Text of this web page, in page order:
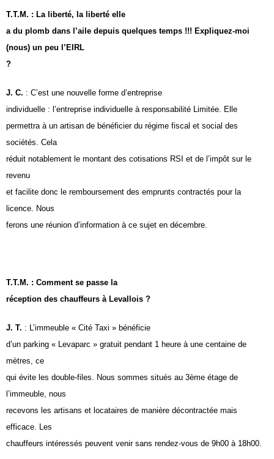
T.T.M. : La liberté, la liberté elle
a du plomb dans l’aile depuis quelques temps !!! Expliquez-moi
(nous) un peu l’EIRL
?
J. C. : C’est une nouvelle forme d’entreprise
individuelle : l’entreprise individuelle à responsabilité Limitée. Elle
permettra à un artisan de bénéficier du régime fiscal et social des
sociétés. Cela
réduit notablement le montant des cotisations RSI et de l’impôt sur le
revenu
et facilite donc le remboursement des emprunts contractés pour la
licence. Nous
ferons une réunion d’information à ce sujet en décembre.
T.T.M. : Comment se passe la
réception des chauffeurs à Levallois ?
J. T. : L’immeuble « Cité Taxi » bénéficie
d’un parking « Levaparc » gratuit pendant 1 heure à une centaine de
mètres, ce
qui évite les double-files. Nous sommes situés au 3ème étage de
l’immeuble, nous
recevons les artisans et locataires de manière décontractée mais
efficace. Les
chauffeurs intéressés peuvent venir sans rendez-vous de 9h00 à 18h00.